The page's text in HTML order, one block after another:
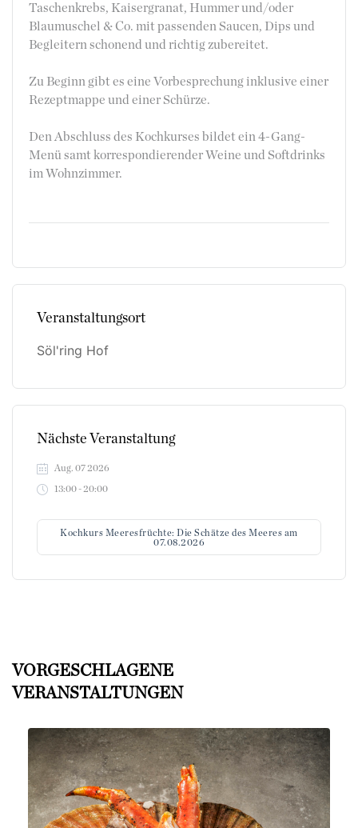
Taschenkrebs, Kaisergranat, Hummer und/oder
Blaumuschel & Co. mit passenden Saucen, Dips und
Begleitern schonend und richtig zubereitet.
Zu Beginn gibt es eine Vorbesprechung inklusive einer
Rezeptmappe und einer Schürze.
Den Abschluss des Kochkurses bildet ein 4-Gang-
Menü samt korrespondierender Weine und Softdrinks
im Wohnzimmer.
Veranstaltungsort
Söl'ring Hof
Nächste Veranstaltung
Kochkurs Meeresfrüchte: Die Schätze des Meeres am
07.08.2026
Aug. 07 2026
13:00 - 20:00
VORGESCHLAGENE
VERANSTALTUNGEN